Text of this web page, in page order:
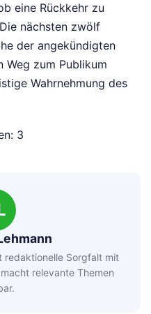
eine Rückkehr zu
nächsten zwölf
der angekündigten
Weg zum Publikum
Wahrnehmung des
3
redaktionelle Sorgfalt mit
relevante Themen